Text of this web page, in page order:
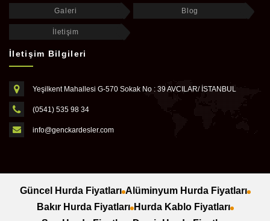
Galeri Blog
İletişim
İletişim Bilgileri
Yeşilkent Mahallesi G-570 Sokak No : 39 AVCILAR/ İSTANBUL
(0541) 535 98 34
info@genckardesler.com
Güncel Hurda Fiyatları Alüminyum Hurda Fiyatları
Bakır Hurda Fiyatları Hurda Kablo Fiyatları